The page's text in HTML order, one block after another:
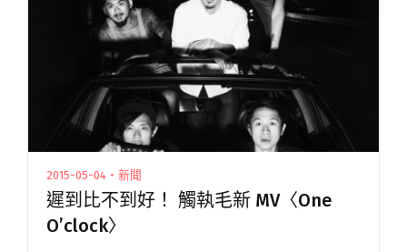
樂演出救援尼泊爾災情 香港眾單位携手義演籌
2015-05-04・新聞
遲到比不到好！ 觸執毛新 MV〈One
O’clock〉